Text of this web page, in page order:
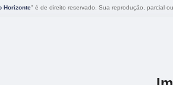
Horizonte" é de direito reservado. Sua reprodução, parcial